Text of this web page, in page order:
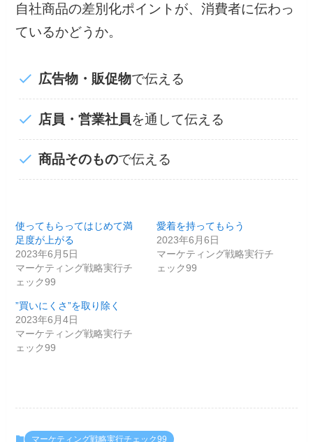
自社商品の差別化ポイントが、消費者に伝わっ
ているかどうか。
広告物・販促物で伝える
店員・営業社員を通して伝える
商品そのもので伝える
使ってもらってはじめて満
足度が上がる
2023年6月5日
マーケティング戦略実行チ
ェック99
愛着を持ってもらう
2023年6月6日
マーケティング戦略実行チ
ェック99
”買いにくさ”を取り除く
2023年6月4日
マーケティング戦略実行チ
ェック99
マーケティング戦略実行チェック99